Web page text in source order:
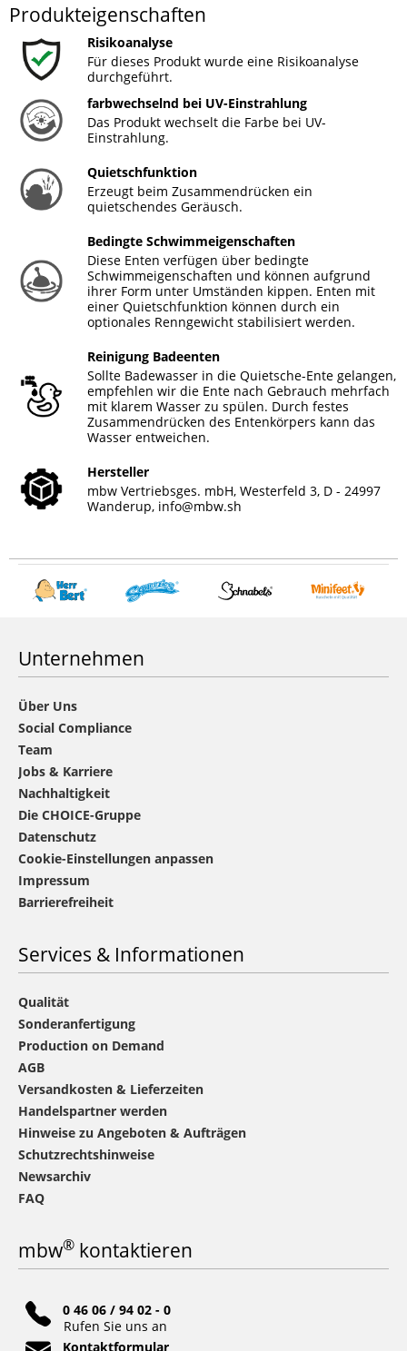
Produkteigenschaften
Risikoanalyse
Für dieses Produkt wurde eine Risikoanalyse
durchgeführt.
farbwechselnd bei UV-Einstrahlung
Das Produkt wechselt die Farbe bei UV-
Einstrahlung.
Quietschfunktion
Erzeugt beim Zusammendrücken ein
quietschendes Geräusch.
Bedingte Schwimmeigenschaften
Diese Enten verfügen über bedingte
Schwimmeigenschaften und können aufgrund
ihrer Form unter Umständen kippen. Enten mit
einer Quietschfunktion können durch ein
optionales Renngewicht stabilisiert werden.
Reinigung Badeenten
Sollte Badewasser in die Quietsche-Ente gelangen,
empfehlen wir die Ente nach Gebrauch mehrfach
mit klarem Wasser zu spülen. Durch festes
Zusammendrücken des Entenkörpers kann das
Wasser entweichen.
Hersteller
mbw Vertriebsges. mbH, Westerfeld 3, D - 24997
Wanderup, info@mbw.sh
Unternehmen
Über Uns
Social Compliance
Team
Jobs & Karriere
Nachhaltigkeit
Die CHOICE-Gruppe
Datenschutz
Cookie-Einstellungen anpassen
Impressum
Barrierefreiheit
Services & Informationen
Qualität
Sonderanfertigung
Production on Demand
AGB
Versandkosten & Lieferzeiten
Handelspartner werden
Hinweise zu Angeboten & Aufträgen
Schutzrechtshinweise
Newsarchiv
FAQ
mbw® kontaktieren
0 46 06 / 94 02 - 0
Rufen Sie uns an
Kontaktformular